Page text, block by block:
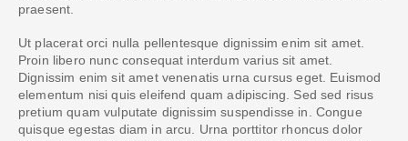
praesent.
Ut placerat orci nulla pellentesque dignissim enim sit amet.
Proin libero nunc consequat interdum varius sit amet.
Dignissim enim sit amet venenatis urna cursus eget. Euismod
elementum nisi quis eleifend quam adipiscing. Sed sed risus
pretium quam vulputate dignissim suspendisse in. Congue
quisque egestas diam in arcu. Urna porttitor rhoncus dolor